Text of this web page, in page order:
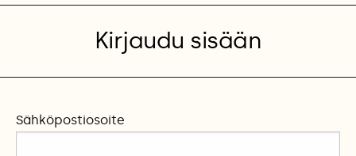
Kirjaudu sisään
Sähköpostiosoite